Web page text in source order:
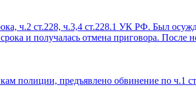
ч.2 ст.228, ч.3,4 ст.228.1 УК РФ. Был
и получалась отмена приговора. После
полиции, предъявлено обвинение по ч.1